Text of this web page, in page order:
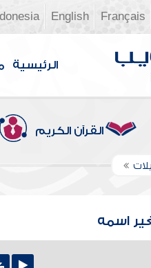
Français
English
الرئيسية
القرآن الكريم
اسمه